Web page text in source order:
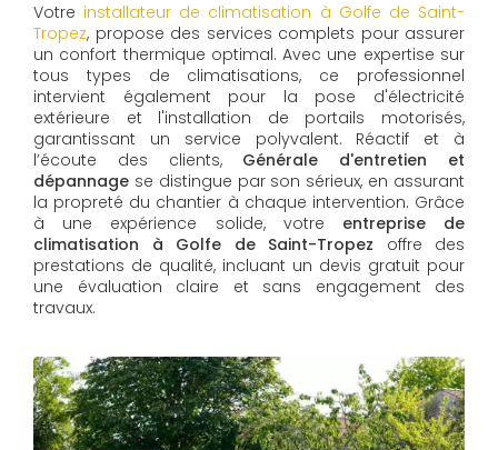
Votre installateur de climatisation à Golfe de Saint-
Tropez, propose des services complets pour assurer
un confort thermique optimal. Avec une expertise sur
tous types de climatisations, ce professionnel
intervient également pour la pose d'électricité
extérieure et l'installation de portails motorisés,
garantissant un service polyvalent. Réactif et à
l’écoute des clients, Générale d'entretien et
dépannage se distingue par son sérieux, en assurant
la propreté du chantier à chaque intervention. Grâce
à une expérience solide, votre entreprise de
climatisation à Golfe de Saint-Tropez offre des
prestations de qualité, incluant un devis gratuit pour
une évaluation claire et sans engagement des
travaux.